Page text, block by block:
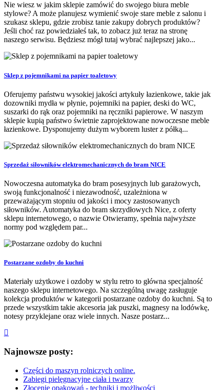
Nie wiesz w jakim sklepie zamówić do swojego biura meble
stylowe? A może planujesz wymienić swoje stare meble z salonu i
szukasz sklepu, gdzie zrobisz tanie zakupy dobrych produktów?
Jeśli choć raz powiedziałeś tak, to zobacz już teraz na stronę
naszego serwisu. Będziesz mógł tutaj wybrać najlepszej jako...
Sklep z pojemnikami na papier toaletowy
Oferujemy państwu wysokiej jakości artykuły łazienkowe, takie jak
dozowniki mydła w płynie, pojemniki na papier, deski do WC,
suszarki do rąk oraz pojemniki na ręczniki papierowe. W naszym
sklepie kupią państwo świetnie zaprojektowane nowoczesne meble
łazienkowe. Dysponujemy dużym wyborem luster z półką...
Sprzedaż siłowników elektromechanicznych do bram NICE
Nowoczesna automatyka do bram posesyjnych lub garażowych,
swoją funkcjonalność i niezawodność, uzależniona w
przeważającym stopniu od jakości i mocy zastosowanych
siłowników. Automatyka do bram skrzydłowych Nice, z oferty
sklepu internetowego, o nazwie Otwieramy, spełnia najwyższe
normy pod względem par...
Postarzane ozdoby do kuchni
Materiały użytkowe i ozdoby w stylu retro to główna specjalność
naszego sklepu internetowego. Na szczególną uwagę zasługuje
kolekcja produktów w kategorii postarzane ozdoby do kuchni. Są to
przede wszystkim takie akcesoria jak puszki, magnesy na lodówkę,
notesy przyklejane oraz wiele innych. Nasze postarz...
Najnowsze posty:
Części do maszyn rolniczych online.
Zabiegi pielęgnacyjne ciała i twarzy
Złocenie opakowań - techniki i możliwości